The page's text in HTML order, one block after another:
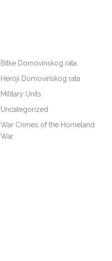
Bitke Domovinskog rata
Heroji Domovinskog rata
Military Units
Uncategorized
War Crimes of the Homeland
War